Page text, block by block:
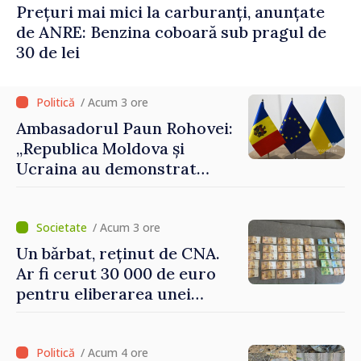
Prețuri mai mici la carburanți, anunțate
de ANRE: Benzina coboară sub pragul de
30 de lei
/ Acum 3 ore
Ambasadorul Paun Rohovei:
„Republica Moldova și
Ucraina au demonstrat
europeană”/ Acum 3 ore
Un bărbat, reținut de CNA.
Ar fi cerut 30 000 de euro
pentru eliberarea unei
/ Acum 4 ore